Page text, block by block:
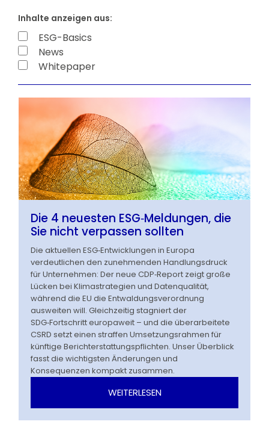
ESG-Basics
News
Whitepaper
Die 4 neuesten ESG‑Meldungen, die
Sie nicht verpassen sollten
Die aktuellen ESG‑Entwicklungen in Europa
verdeutlichen den zunehmenden Handlungsdruck
für Unternehmen: Der neue CDP‑Report zeigt große
Lücken bei Klimastrategien und Datenqualität,
während die EU die Entwaldungsverordnung
ausweiten will. Gleichzeitig stagniert der
SDG‑Fortschritt europaweit – und die überarbeitete
CSRD setzt einen straffen Umsetzungsrahmen für
künftige Berichterstattungspflichten. Unser Überblick
fasst die wichtigsten Änderungen und
Konsequenzen kompakt zusammen.
WEITERLESEN